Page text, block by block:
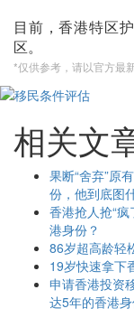
目前，香港特区
区。
*仅供参考，请以官方最
相关文
果断“舍弃”原
份，他到底图
香港抢人抢“
港身份？
86岁超高龄轻
19岁快速拿下
申请香港投资
达5年的香港身